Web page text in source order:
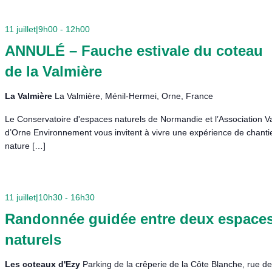
ANNULÉ – Fauche estivale du coteau
de la Valmière
11 juillet|9h00 - 12h00
La Valmière La Valmière, Ménil-Hermei, Orne, France
Le Conservatoire d'espaces naturels de Normandie et l’Association
d’Orne Environnement vous invitent à vivre une expérience de
nature […]
Randonnée guidée entre deux
naturels
11 juillet|10h30 - 16h30
Les coteaux d'Ezy Parking de la crêperie de la Côte Blanche, rue de